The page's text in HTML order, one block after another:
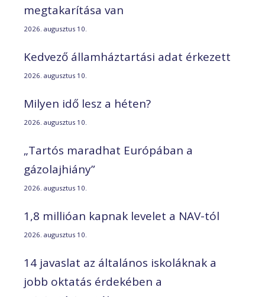
megtakarítása van
2026. augusztus 10.
Kedvező államháztartási adat érkezett
2026. augusztus 10.
Milyen idő lesz a héten?
2026. augusztus 10.
„Tartós maradhat Európában a
gázolajhiány”
2026. augusztus 10.
1,8 millióan kapnak levelet a NAV-tól
2026. augusztus 10.
14 javaslat az általános iskoláknak a
jobb oktatás érdekében a